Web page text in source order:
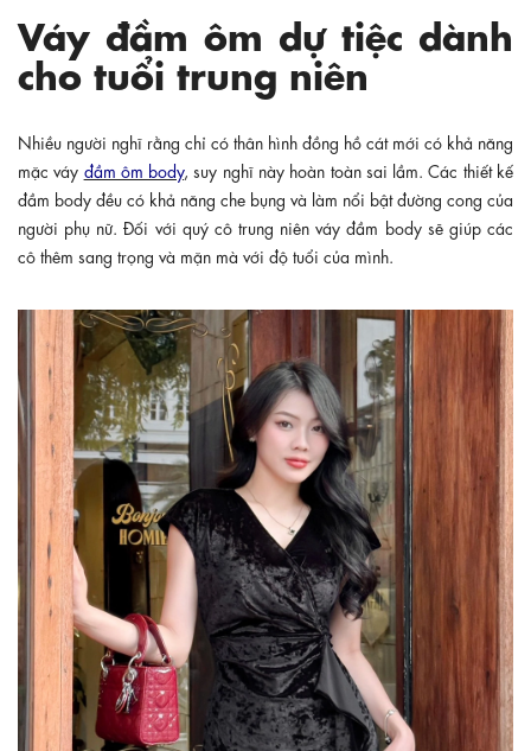
Váy đầm ôm dự tiệc dành
cho tuổi trung niên
Nhiều người nghĩ rằng chỉ có thân hình đồng hồ cát mới có khả năng
mặc váy đầm ôm body, suy nghĩ này hoàn toàn sai lầm. Các thiết kế
đầm body đều có khả năng che bụng và làm nổi bật đường cong của
người phụ nữ. Đối với quý cô trung niên váy đầm body sẽ giúp các
cô thêm sang trọng và mặn mà với độ tuổi của mình.